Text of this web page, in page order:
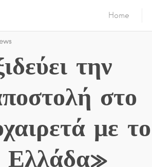
Home
την
στο
με το